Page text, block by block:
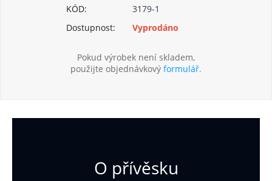
KÓD:
3179-1
Dostupnost:
Vyprodáno
Pokud výrobek není skladem,
použijte objednávkový formulář.
O přívěsku